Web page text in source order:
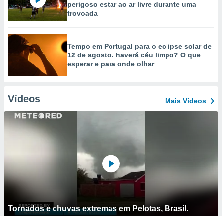
perigoso estar ao ar livre durante uma
trovoada
Tempo em Portugal para o eclipse solar de
12 de agosto: haverá céu limpo? O que
esperar e para onde olhar
Vídeos Mais Vídeos
Tornados e chuvas extremas em Pelotas, Brasil.